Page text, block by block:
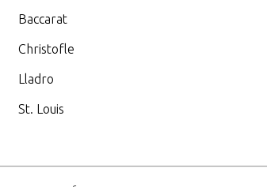
Baccarat
Christofle
Lladro
St. Louis